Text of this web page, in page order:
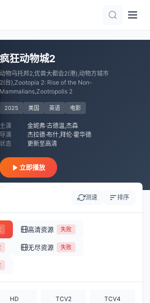
疯狂动物城2
动物乌托邦2,优兽大都会2(港),动物方城市
2(台),Zootopia 2: Rise of the Non-
Mammalians,Zootropolis 2
2025 美国 英语 电影
主演
金妮弗·古德温,杰森
导演
杰拉德·布什,拜伦·霍华德
状态
更新至高清
立即播放
测速 排序
高清资源 失败
无尽资源 失败
HD TCV2 TCV4